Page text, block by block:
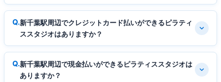
新千葉駅周辺でクレジットカード払いができるピラティ
ススタジオはありますか？
新千葉駅周辺で現金払いができるピラティススタジオは
ありますか？